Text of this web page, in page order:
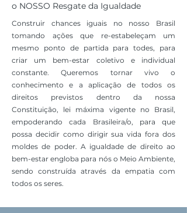
o NOSSO Resgate da Igualdade
Construir chances iguais no nosso Brasil
tomando ações que re-estabeleçam um
mesmo ponto de partida para todes, para
criar um bem-estar coletivo e individual
constante. Queremos tornar vivo o
conhecimento e a aplicação de todos os
direitos previstos dentro da nossa
Constituição, lei máxima vigente no Brasil,
empoderando cada Brasileira/o, para que
possa decidir como dirigir sua vida fora dos
moldes de poder. A igualdade de direito ao
bem-estar engloba para nós o Meio Ambiente,
sendo construída através da empatia com
todos os seres.